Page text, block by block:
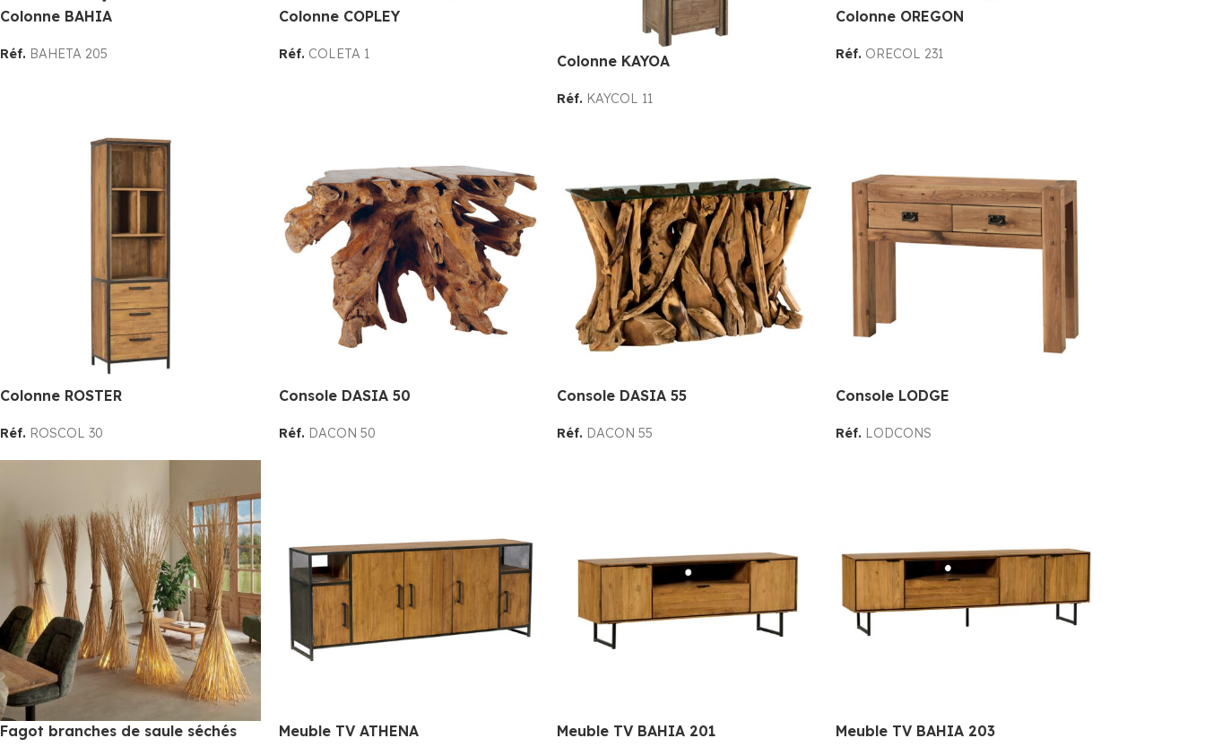
Colonne BAHIA
Réf. BAHETA 205
Colonne COPLEY
Réf. COLETA 1 Colonne KAYOA
Réf. KAYCOL 11
Colonne OREGON
Réf. ORECOL 231
Colonne ROSTER
Réf. ROSCOL 30
Console DASIA 50
Réf. DACON 50
Console DASIA 55
Réf. DACON 55
Console LODGE
Réf. LODCONS
Fagot branches de saule séchés Meuble TV ATHENA Meuble TV BAHIA 201 Meuble TV BAHIA 203